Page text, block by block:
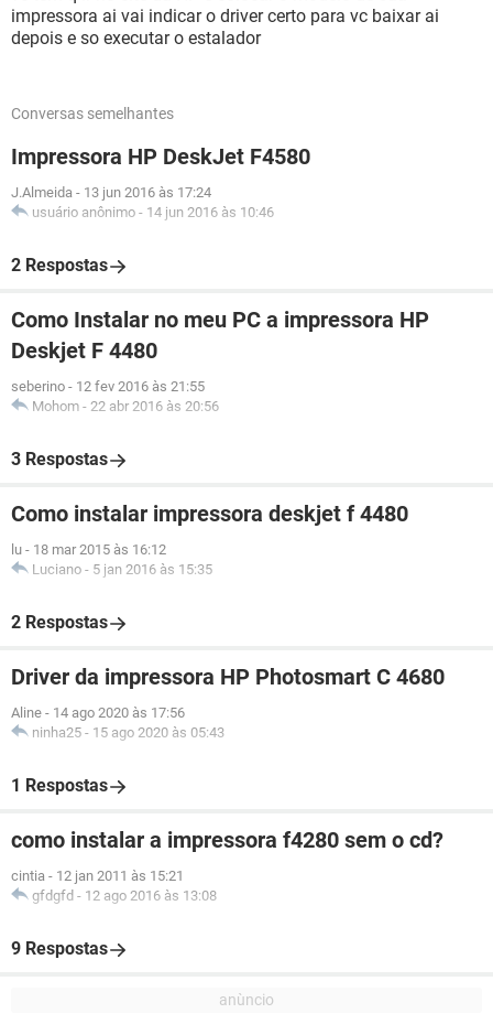
impressora ai vai indicar o driver certo para vc baixar ai
depois e so executar o estalador
Conversas semelhantes
Impressora HP DeskJet F4580
J.Almeida - 13 jun 2016 às 17:24
usuário anônimo - 14 jun 2016 às 10:46
2 Respostas
Como Instalar no meu PC a impressora HP
Deskjet F 4480
seberino - 12 fev 2016 às 21:55
Mohom - 22 abr 2016 às 20:56
3 Respostas
Como instalar impressora deskjet f 4480
lu - 18 mar 2015 às 16:12
Luciano - 5 jan 2016 às 15:35
2 Respostas
Driver da impressora HP Photosmart C 4680
Aline - 14 ago 2020 às 17:56
ninha25 - 15 ago 2020 às 05:43
1 Respostas
como instalar a impressora f4280 sem o cd?
cintia - 12 jan 2011 às 15:21
gfdgfd - 12 ago 2016 às 13:08
9 Respostas